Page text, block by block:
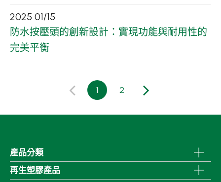
2025 01/15
防水按壓頭的創新設計：實現功能與耐用性的
完美平衡
1 2
產品分類
再生塑膠產品